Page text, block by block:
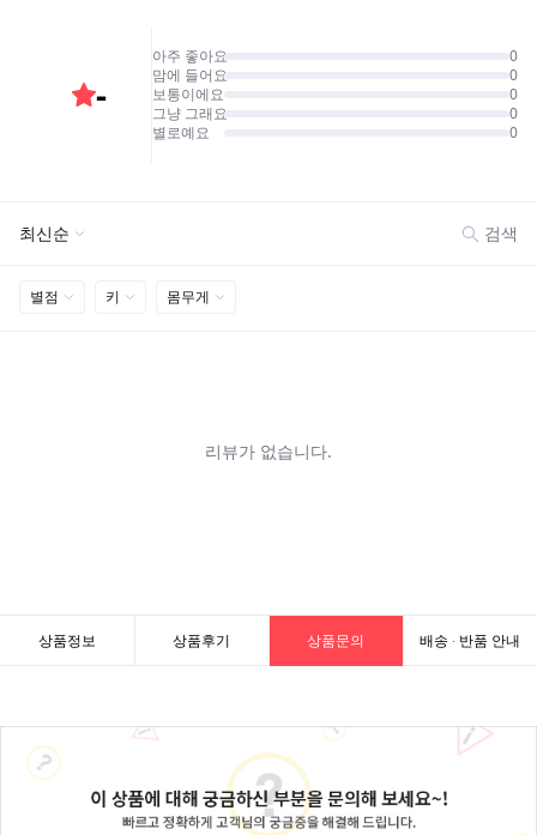
상품정보 상품후기 상품문의 배송 · 반품 안내